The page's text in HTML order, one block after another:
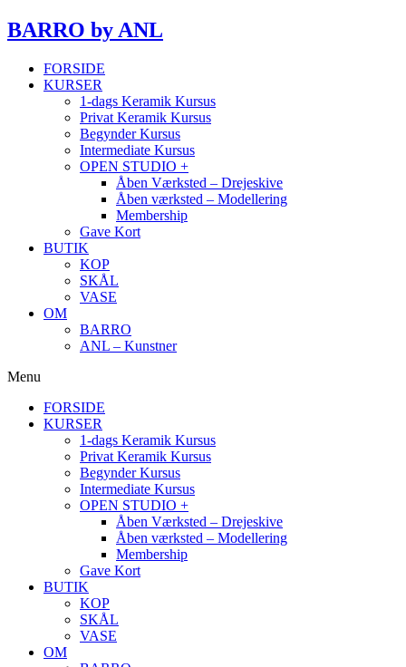
BARRO by ANL
FORSIDE
KURSER
1-dags Keramik Kursus
Privat Keramik Kursus
Begynder Kursus
Intermediate Kursus
OPEN STUDIO +
Åben Værksted – Drejeskive
Åben værksted – Modellering
Membership
Gave Kort
BUTIK
KOP
SKÅL
VASE
OM
BARRO
ANL – Kunstner
Menu
FORSIDE
KURSER
1-dags Keramik Kursus
Privat Keramik Kursus
Begynder Kursus
Intermediate Kursus
OPEN STUDIO +
Åben Værksted – Drejeskive
Åben værksted – Modellering
Membership
Gave Kort
BUTIK
KOP
SKÅL
VASE
OM